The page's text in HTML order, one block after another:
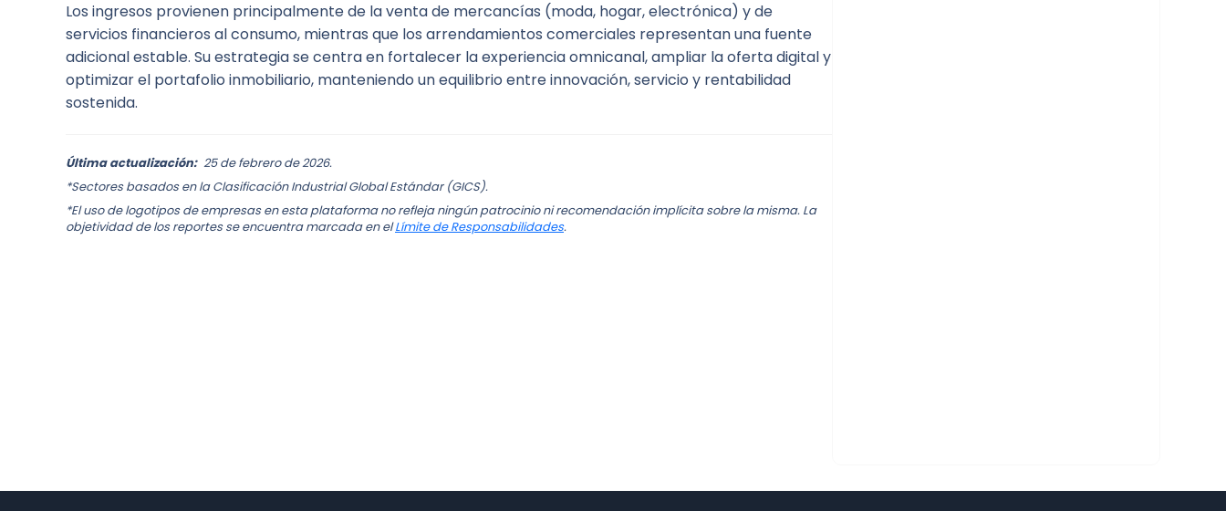
Los ingresos provienen principalmente de la venta de mercancías (moda, hogar, electrónica) y de
servicios financieros al consumo, mientras que los arrendamientos comerciales representan una fuente
adicional estable. Su estrategia se centra en fortalecer la experiencia omnicanal, ampliar la oferta digital y
optimizar el portafolio inmobiliario, manteniendo un equilibrio entre innovación, servicio y rentabilidad
sostenida.
Última actualización: 25 de febrero de 2026.
*Sectores basados en la Clasificación Industrial Global Estándar (GICS).
*El uso de logotipos de empresas en esta plataforma no refleja ningún patrocinio ni recomendación implícita sobre la misma. La
objetividad de los reportes se encuentra marcada en elLímite de Responsabilidades.